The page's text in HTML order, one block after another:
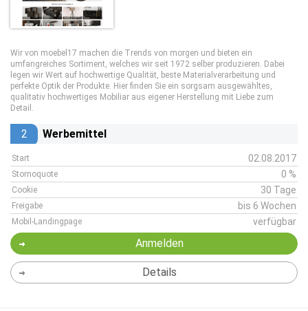
Wir von moebel17 machen die Trends von morgen und bieten ein
umfangreiches Sortiment, welches wir seit 1972 selber produzieren. Dabei
legen wir Wert auf hochwertige Qualität, beste Materialverarbeitung und
perfekte Optik der Produkte. Hier finden Sie ein sorgsam ausgewähltes,
qualitativ hochwertiges Mobiliar aus eigener Herstellung mit Liebe zum
Detail.
2 Werbemittel
Start 02.08.2017
Stornoquote 0 %
Cookie 30 Tage
Freigabe bis 6 Wochen
Mobil-Landingpage verfügbar
Anmelden
Details